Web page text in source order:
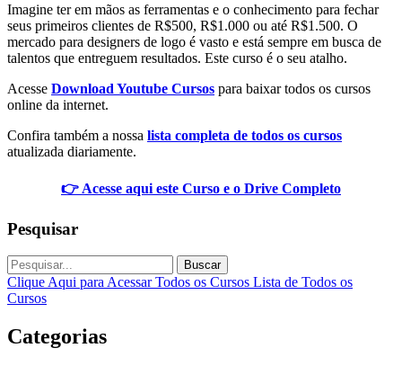
Imagine ter em mãos as ferramentas e o conhecimento para fechar
seus primeiros clientes de R$500, R$1.000 ou até R$1.500. O
mercado para designers de logo é vasto e está sempre em busca de
talentos que entreguem resultados. Este curso é o seu atalho.
Acesse Download Youtube Cursos para baixar todos os cursos
online da internet.
Confira também a nossa lista completa de todos os cursos
atualizada diariamente.
👉 Acesse aqui este Curso e o Drive Completo
Pesquisar
Buscar
Clique Aqui para Acessar Todos os Cursos Lista de Todos os
Cursos
Categorias